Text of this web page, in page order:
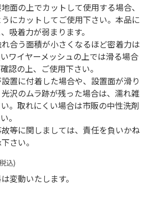
面の上でカットして使用する場合、
にカットしてご使用下さい。本品に
吸着力が弱まります。
合う面積が小さくなるほど密着力は
ワイヤーメッシュの上では滑る場合
認の上、ご使用下さい。
置に付着した場合や、設置面が滑り
沢のムラ跡が残った場合は、濡れ雑
。取れにくい場合は市販の中性洗剤
。
等に関しましては、責任を負いかね
さい。
込)
変動いたします。